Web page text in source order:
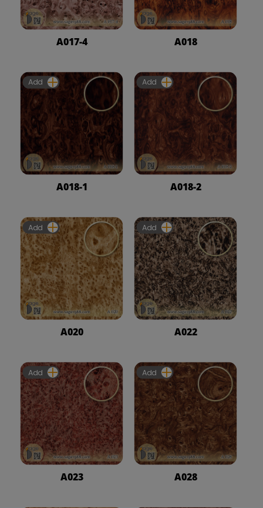
A017-4 A018
A018-1
Add
A018-2
Add
A020
Add
A022
Add
A023
Add
A028
Add